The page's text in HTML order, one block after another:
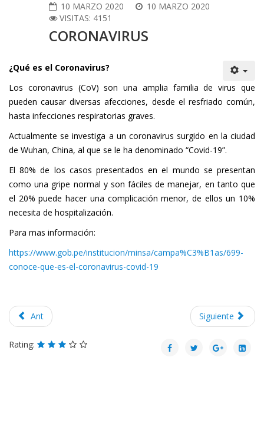
10 MARZO 2020
10 MARZO 2020
VISITAS: 4151
CORONAVIRUS
¿Qué es el Coronavirus?
Los coronavirus (CoV) son una amplia familia de virus que
pueden causar diversas afecciones, desde el resfriado común,
hasta infecciones respiratorias graves.
Actualmente se investiga a un coronavirus surgido en la ciudad
de Wuhan, China, al que se le ha denominado “Covid-19”.
El 80% de los casos presentados en el mundo se presentan
como una gripe normal y son fáciles de manejar, en tanto que
el 20% puede hacer una complicación menor, de ellos un 10%
necesita de hospitalización.
Para mas información:
https://www.gob.pe/institucion/minsa/campa%C3%B1as/699-
conoce-que-es-el-coronavirus-covid-19
Ant Siguiente
Rating: